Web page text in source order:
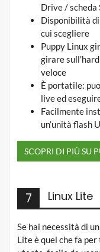
Drive / scheda
Disponibilità
cui scegliere
Puppy Linux
girare
veloce
È portatile:
live ed
Facilmente
un’unità flash
SCOPRI DI PIÙ SU
7 Linux Lite
Se hai necessità di un
Lite è quel che fa